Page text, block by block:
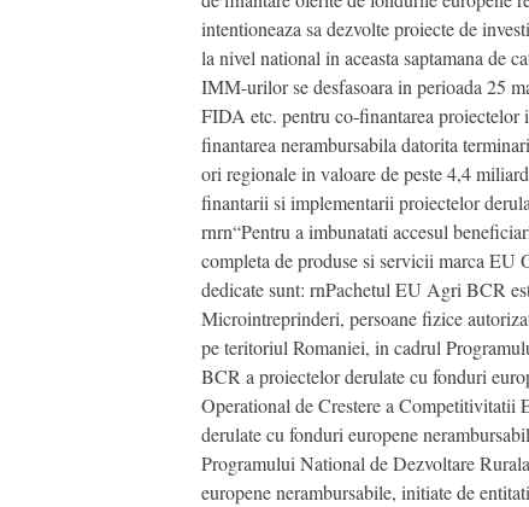
intentioneaza sa dezvolte proiecte de
la nivel national in aceasta saptamana de
IMM-urilor se desfasoara in perioada 25
FIDA etc. pentru co-finantarea proiectelor
finantarea nerambursabila datorita
ori regionale in valoare de peste 4,4
finantarii si implementarii proiectelor
rnrn“Pentru a imbunatati accesul
completa de produse si servicii marca EU
dedicate sunt: rnPachetul EU Agri BCR
Microintreprinderi, persoane fizice
pe teritoriul Romaniei, in cadrul
BCR a proiectelor derulate cu fonduri
Operational de Crestere a
derulate cu fonduri europene
Programului National de Dezvoltare
europene nerambursabile, initiate de